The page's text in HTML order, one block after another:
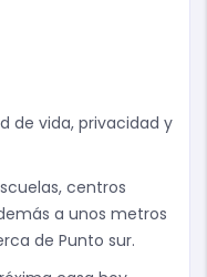
de vida, privacidad y
centros
a unos metros
de Punto sur.